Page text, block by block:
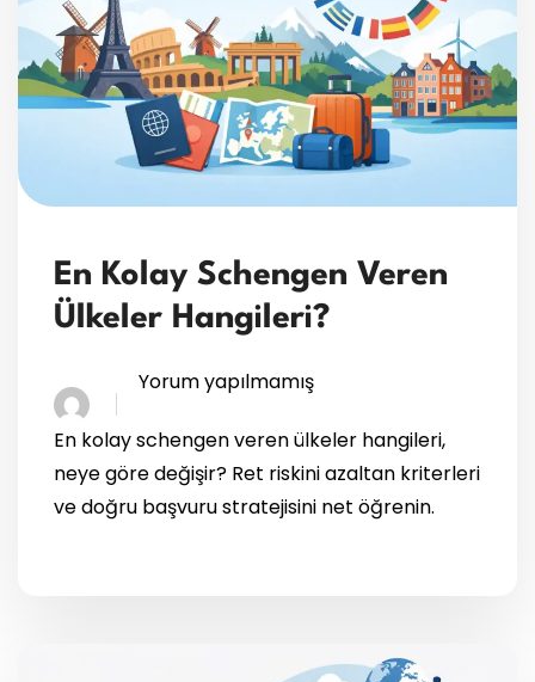
En Kolay Schengen Veren
Ülkeler Hangileri?
Yorum yapılmamış
En kolay schengen veren ülkeler hangileri,
neye göre değişir? Ret riskini azaltan kriterleri
ve doğru başvuru stratejisini net öğrenin.